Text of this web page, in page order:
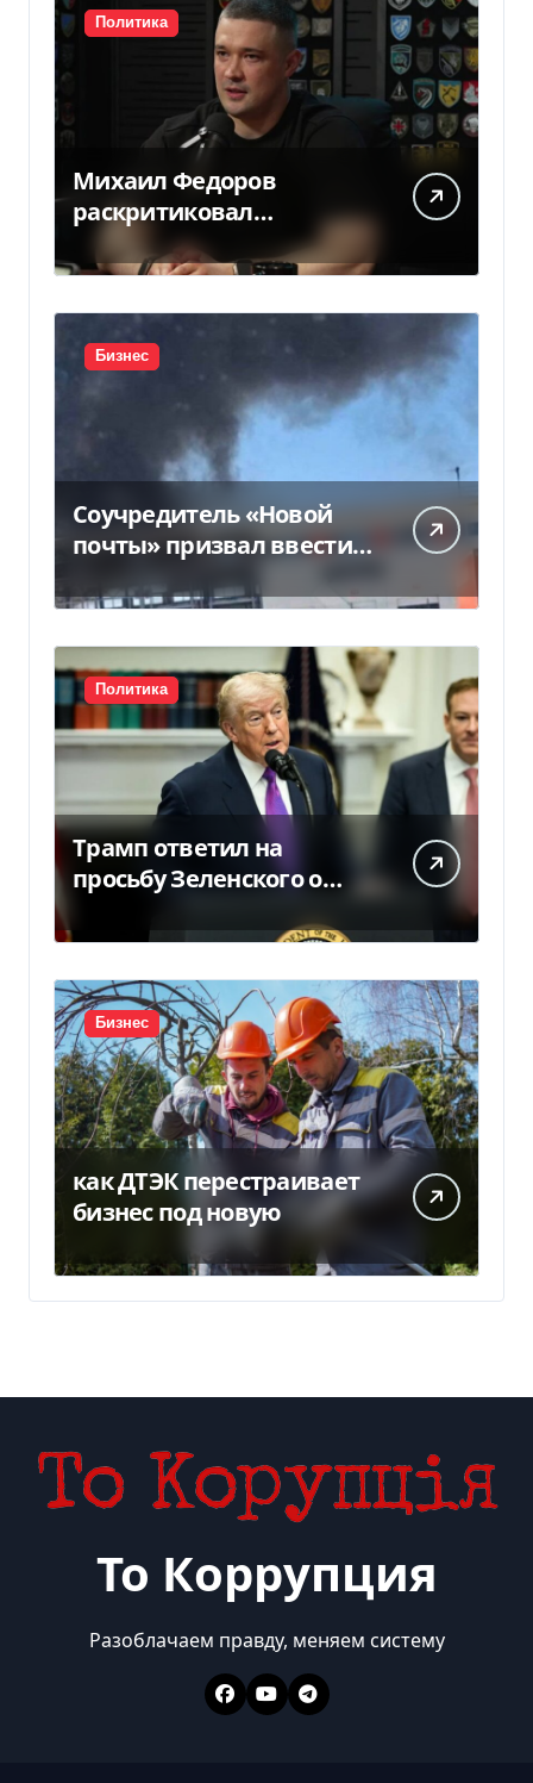
Политика
Михаил Федоров
раскритиковал
отсутствие министра
обороны — видео
Бизнес
Соучредитель «Новой
почты» призвал ввести
налоговые каникулы
для…
Политика
Трамп ответил на
просьбу Зеленского о
предоставлении Украине
ракет Patriot (видео)
Бизнес
как ДТЭК перестраивает
бизнес под новую
То Коррупция
Разоблачаем правду, меняем систему